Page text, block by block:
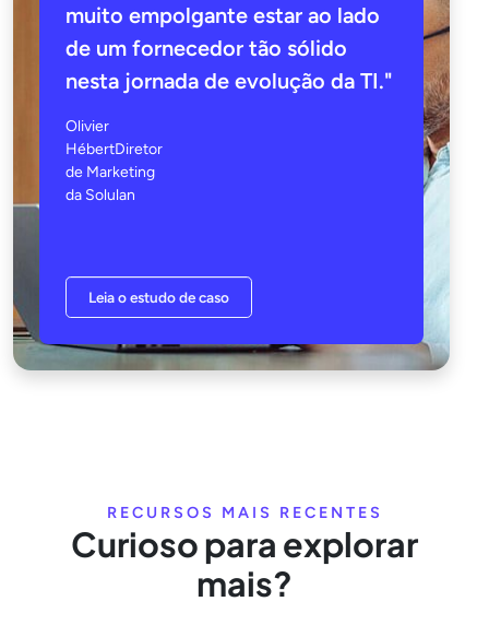
muito empolgante estar ao lado
de um fornecedor tão sólido
nesta jornada de evolução da TI."
Olivier
HébertDiretor
de Marketing
da Solulan
Leia o estudo de caso
RECURSOS MAIS RECENTES
Curioso para explorar
mais?